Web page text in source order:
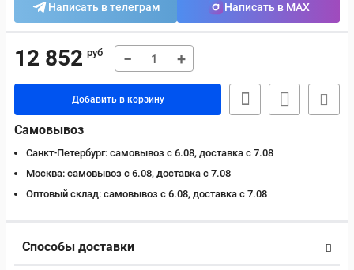
Написать в телеграм Написать в MAX
12 852 руб − +
Добавить в корзину
Самовывоз
Санкт-Петербург: самовывоз с 6.08, доставка c 7.08
Москва: самовывоз с 6.08, доставка c 7.08
Оптовый склад: самовывоз с 6.08, доставка c 7.08
Способы доставки